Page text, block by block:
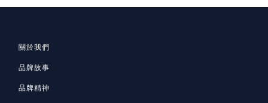
關於我們
品牌故事
品牌精神